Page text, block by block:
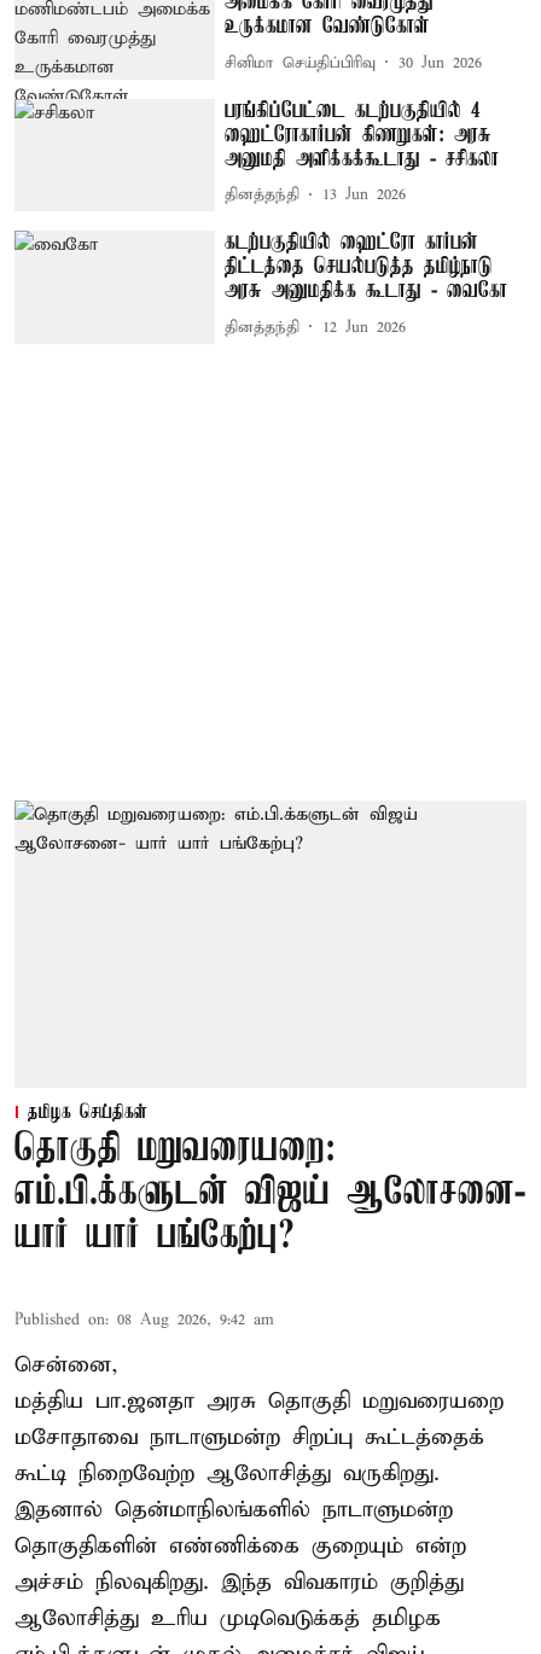
உருக்கமான வேண்டுகோள்
சினிமா செய்திப்பிரிவு 30 Jun 2026
பரங்கிப்பேட்டை கடற்பகுதியில் 4
ஹைட்ரோகார்பன் கிணறுகள்: அரசு
அனுமதி அளிக்கக்கூடாது - சசிகலா
தினத்தந்தி 13 Jun 2026
கடற்பகுதியில் ஹைட்ரோ கார்பன்
திட்டத்தை செயல்படுத்த தமிழ்நாடு
அரசு அனுமதிக்க கூடாது - வைகோ
தினத்தந்தி 12 Jun 2026
தமிழக செய்திகள்
தொகுதி மறுவரையறை:
எம்.பி.க்களுடன் விஜய் ஆலோசனை-
யார் யார் பங்கேற்பு?
Published on: 08 Aug 2026, 9:42 am
சென்னை,
மத்திய பா.ஜனதா அரசு தொகுதி மறுவரையறை
மசோதாவை நாடாளுமன்ற சிறப்பு கூட்டத்தைக்
கூட்டி நிறைவேற்ற ஆலோசித்து வருகிறது.
இதனால் தென்மாநிலங்களில் நாடாளுமன்ற
தொகுதிகளின் எண்ணிக்கை குறையும் என்ற
அச்சம் நிலவுகிறது. இந்த விவகாரம் குறித்து
ஆலோசித்து உரிய முடிவெடுக்கத் தமிழக